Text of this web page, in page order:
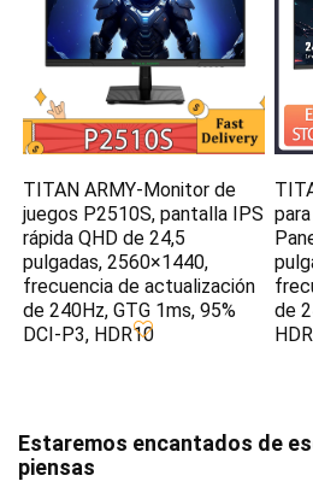
TITAN ARMY-Monitor de
juegos P2510S, pantalla IPS
rápida QHD de 24,5
pulgadas, 2560×1440,
frecuencia de actualización
de 240Hz, GTG 1ms, 95%
DCI-P3, HDR10
de
Estaremos encantados de
piensas